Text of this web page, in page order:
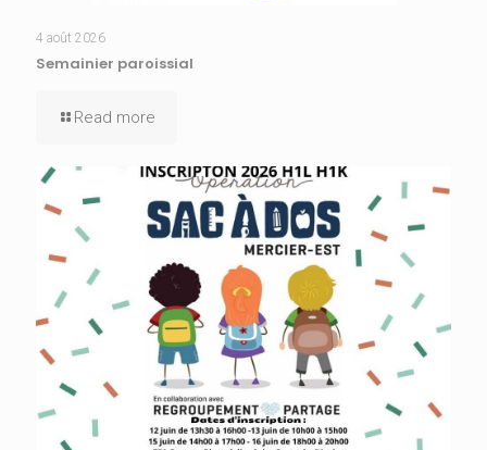
4 août 2026
Semainier paroissial
Read more